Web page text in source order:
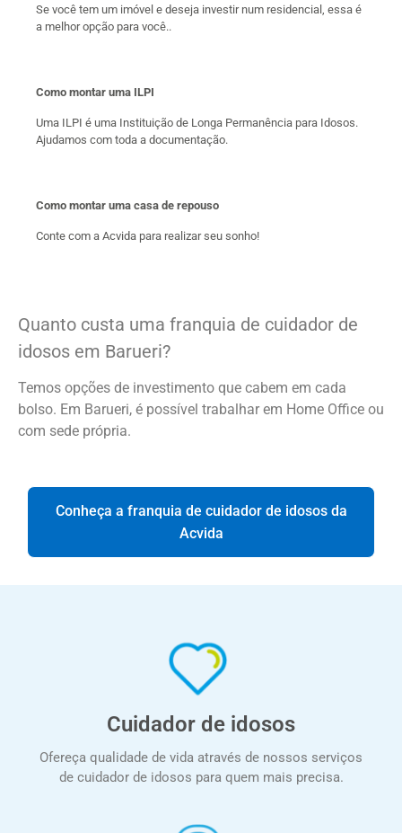
Se você tem um imóvel e deseja investir num residencial, essa é
a melhor opção para você..
Como montar uma ILPI
Uma ILPI é uma Instituição de Longa Permanência para Idosos.
Ajudamos com toda a documentação.
Como montar uma casa de repouso
Conte com a Acvida para realizar seu sonho!
Quanto custa uma franquia de cuidador de
idosos em Barueri?
Temos opções de investimento que cabem em cada
bolso. Em Barueri, é possível trabalhar em Home Office ou
com sede própria.
Conheça a franquia de cuidador de idosos da
Acvida
Cuidador de idosos
Ofereça qualidade de vida através de nossos serviços
de cuidador de idosos para quem mais precisa.